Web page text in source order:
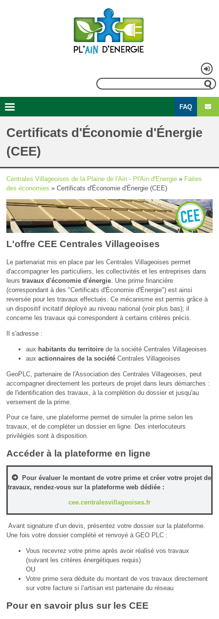
Rechercher
compte
de
l'utilisateur
Navigation
principale
menu
FAQ
Certificats d'Économie d'Énergie
(CEE)
Fil
d'Ariane
Centrales Villageoises de la Plaine de l'Ain - Pl'Ain d'Energie
Faites
des économies
Certificats d'Économie d'Énergie (CEE)
L'offre CEE Centrales Villageoises
Le partenariat mis en place par les Centrales Villageoises permet
d'accompagner les particuliers, les collectivités et les entreprises dans
leurs travaux d'économie d'énergie. Une prime financière
(correspondant à des "Certificats d'Économie d'Énergie") est ainsi
reversée pour les travaux effectués. Ce mécanisme est permis grâce à
un dispositif incitatif déployé au niveau national (voir plus bas); il
concerne les travaux qui correspondent à certains critères précis.
Il s'adresse :
aux habitants du territoire de la société Centrales Villageoises
aux actionnaires de la sociétéCentrales Villageoises
GeoPLC, partenaire de l'Association des Centrales Villageoises, peut
accompagner directement les porteurs de projet dans leurs démarches :
de l'identification des travaux, à la complétion du dossier et jusqu'au
versement de la prime.
Pour ce faire, une plateforme permet de simuler la prime selon les
travaux, et de compléter un dossier en ligne. Des interlocuteurs
privilégiés sont à disposition.
Accéder à la plateforme en ligne
Pour évaluer le montant de votre prime et créer votre projet de
travaux, rendez-vous sur la plateforme web dédiée :
cee.centralesvillageoises.fr
Avant signature d’un devis, présentez votre dossier sur la plateforme.
Une fois votre dossier complété et renvoyé à GEO PLC :
Vous recevrez votre prime après avoir réalisé vos travaux
(suivant les critères énergétiques requis)
OU
Votre prime sera déduite du montant de vos travaux directement
sur votre facture si l’artisan est partenaire du réseau
Pour en savoir plus sur les CEE